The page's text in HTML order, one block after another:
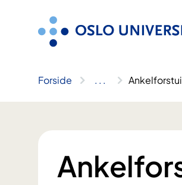
Forside .. .